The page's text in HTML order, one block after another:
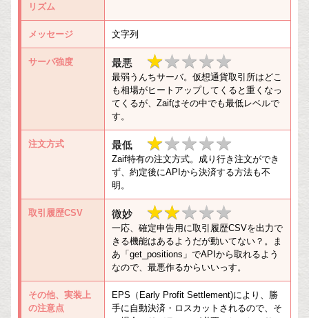
リズム
メッセージ 文字列
サーバ強度 最悪
★
★
★
★
★
★★★★★
最弱うんちサーバ。仮想通貨取引所はどこ
も相場がヒートアップしてくると重くなっ
てくるが、Zaifはその中でも最低レベルで
す。
注文方式 最低
★
★
★
★
★
★★★★★
Zaif特有の注文方式。成り行き注文ができ
ず、約定後にAPIから決済する方法も不
明。
取引履歴CSV 微妙
★★
★★
★
★★★★★
一応、確定申告用に取引履歴CSVを出力で
きる機能はあるようだが動いてない？。ま
あ「get_positions」でAPIから取れるよう
なので、最悪作るからいいっす。
その他、実装上
の注意点
EPS（Early Profit Settlement)により、勝
手に自動決済・ロスカットされるので、そ